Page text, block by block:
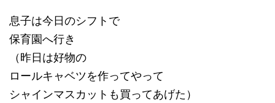
息子は今日のシフトで
保育園へ行き
（昨日は好物の
ロールキャベツを作ってやって
シャインマスカットも買ってあげた）